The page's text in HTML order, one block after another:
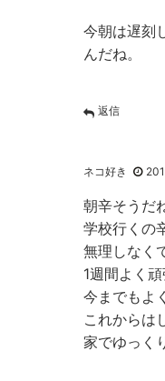
今朝は遅刻
んだね。
返信
ネコ好き
朝辛そうだ
学校行くの
無理しなく
1週間よく頑
今までもよ
これからは
家でゆっく